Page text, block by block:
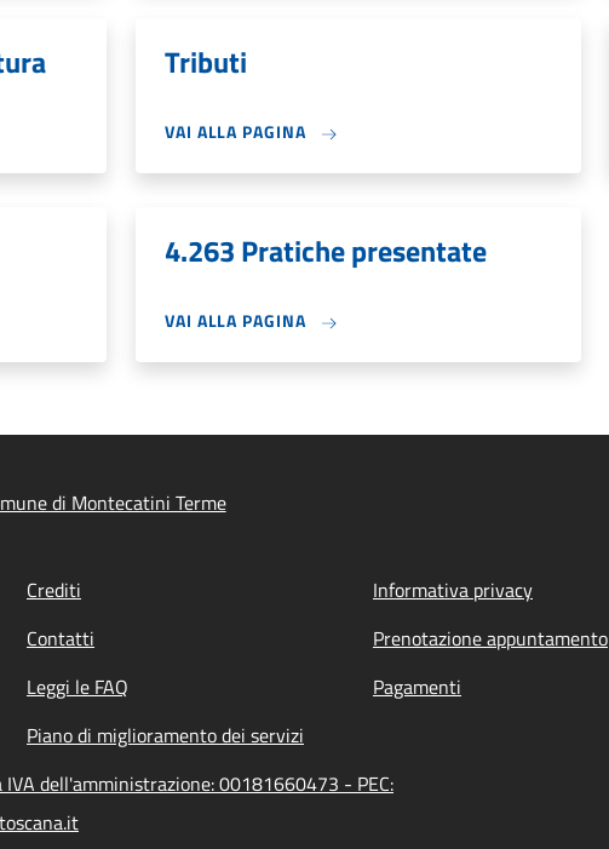
Tributi
VAI ALLA PAGINA
4.263 Pratiche presentate
VAI ALLA PAGINA
di Montecatini Terme
Crediti Informativa privacy
Contatti Prenotazione appuntamento
Leggi le FAQ Pagamenti
Piano di miglioramento dei servizi
dell'amministrazione: 00181660473 - PEC: